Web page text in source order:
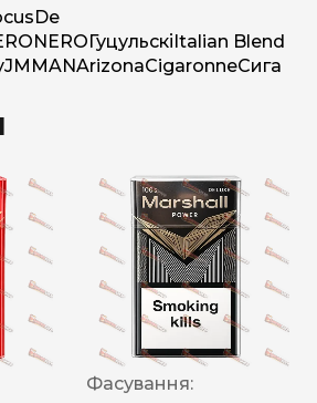
De
NERO Гуцульскі Italian Blend
JM MANArizonaCigaronneСига
Фасування: